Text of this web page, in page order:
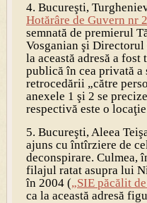
4. Bucureşti,
Hotărâre de Guvern nr
semnată de premierul
Vosganian şi Directorul
la această adresă a
publică în cea privată
retrocedării „către
anexele 1 şi 2 se
respectivă este o
5. Bucureşti, Aleea
ajuns cu întîrziere de
deconspirare. Culmea,
filajul ratat asupra lui
în 2004 („SIE păcălit
ca la această adresă